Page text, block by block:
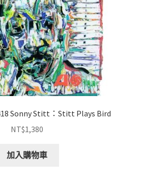
Sonny Stitt：Stitt Plays Bird
NT$1,380
加入購物車